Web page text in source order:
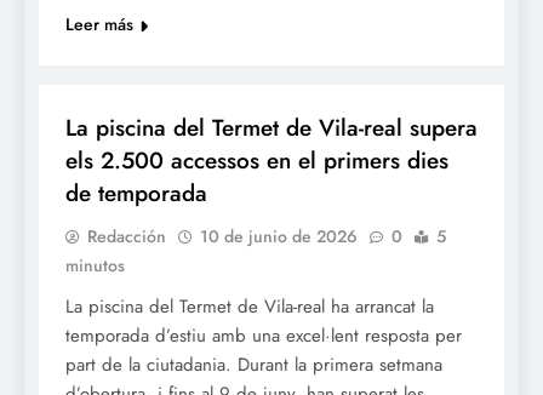
Leer más
La piscina del Termet de Vila-real supera
els 2.500 accessos en el primers dies
de temporada
Redacción 10 de junio de 2026 0
5
minutos
La piscina del Termet de Vila-real ha arrancat la
temporada d’estiu amb una excel·lent resposta per
part de la ciutadania. Durant la primera setmana